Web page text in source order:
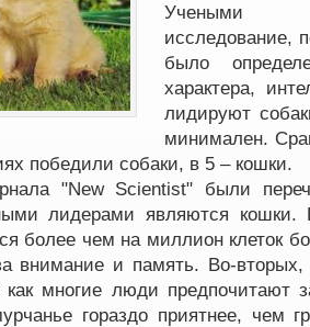
Учеными
исследование,
было
характера,
лидируют
минимален.
победили собаки, в 5 – кошки.
"New Scientist" были
лидерами являются кошки.
более чем на миллион клеток
внимание и память. Во-
как многие люди предпочитают
гораздо приятнее, чем